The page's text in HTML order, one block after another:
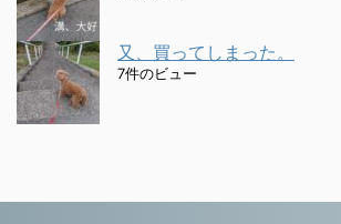
又、買ってしまった。
7件のビュー